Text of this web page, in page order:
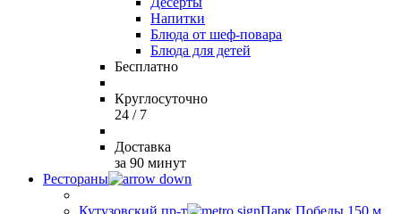
Напитки
Блюда от шеф-повара
Блюда для детей
Бесплатно
Круглосуточно
24 / 7
Доставка
за 90 минут
Рестораны
Кутузовский пр-т
Парк Победы 150 м.